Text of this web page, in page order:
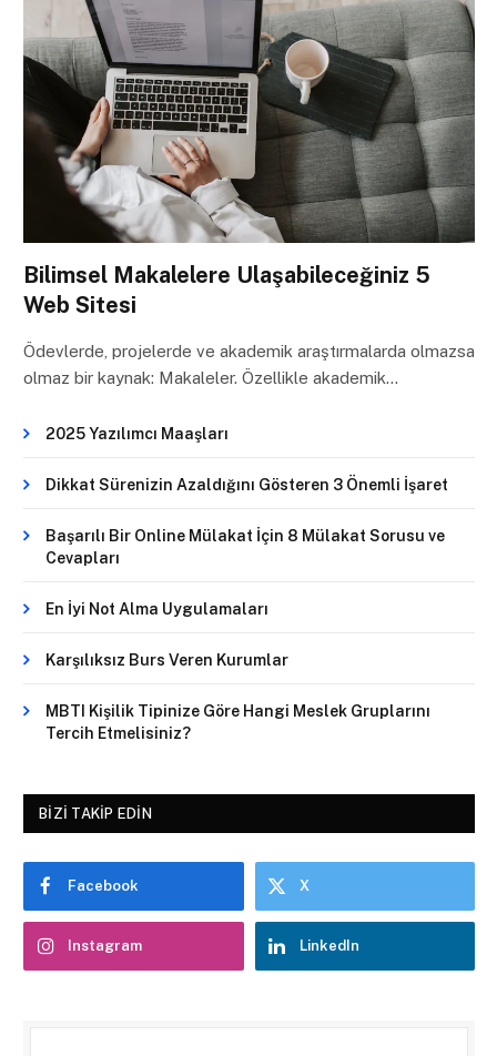
Bilimsel Makalelere Ulaşabileceğiniz 5
Web Sitesi
Ödevlerde, projelerde ve akademik araştırmalarda olmazsa
olmaz bir kaynak: Makaleler. Özellikle akademik…
2025 Yazılımcı Maaşları
Dikkat Sürenizin Azaldığını Gösteren 3 Önemli İşaret
Başarılı Bir Online Mülakat İçin 8 Mülakat Sorusu ve
Cevapları
En İyi Not Alma Uygulamaları
Karşılıksız Burs Veren Kurumlar
MBTI Kişilik Tipinize Göre Hangi Meslek Gruplarını
Tercih Etmelisiniz?
BIZI TAKIP EDIN
Facebook X
Instagram LinkedIn